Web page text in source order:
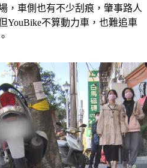
，車側也有不少刮痕，肇事路人
YouBike不算動力車，也難追車